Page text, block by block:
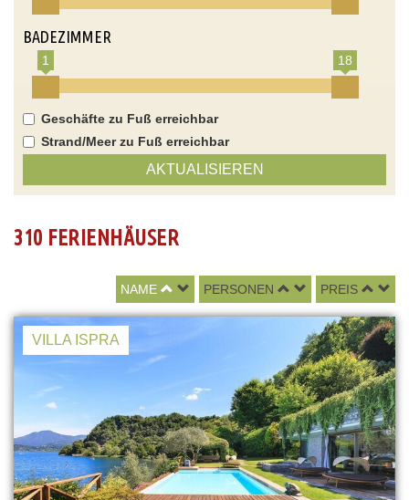
BADEZIMMER
1 18
Geschäfte zu Fuß erreichbar
Strand/Meer zu Fuß erreichbar
AKTUALISIEREN
310 FERIENHÄUSER
NAME PERSONEN PREIS
VILLA ISPRA